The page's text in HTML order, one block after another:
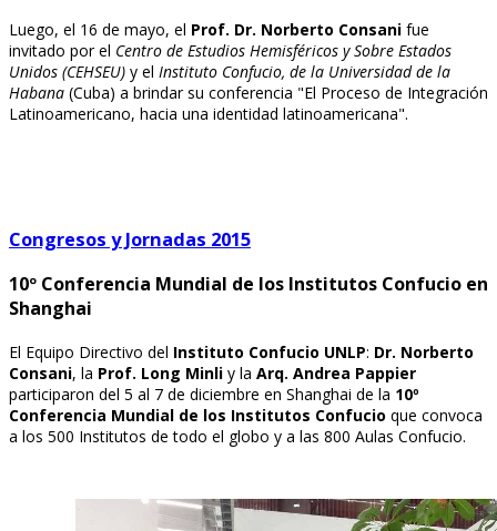
Luego, el 16 de mayo, el Prof. Dr. Norberto Consani fue
invitado por el Centro de Estudios Hemisféricos y Sobre Estados
Unidos (CEHSEU) y el Instituto Confucio, de la Universidad de la
Habana (Cuba) a brindar su conferencia "El Proceso de Integración
Latinoamericano, hacia una identidad latinoamericana".
Congresos y Jornadas 2015
10º Conferencia Mundial de los Institutos Confucio en
Shanghai
El Equipo Directivo del Instituto Confucio UNLP: Dr. Norberto
Consani, la Prof. Long Minli y la Arq. Andrea Pappier
participaron del 5 al 7 de diciembre en Shanghai de la 10º
Conferencia Mundial de los Institutos Confucio que convoca
a los 500 Institutos de todo el globo y a las 800 Aulas Confucio.